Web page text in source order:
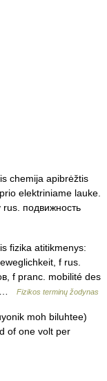
chemija apibrėžtis
elektriniame lauke.
подвижность
fizika atitikmenys:
f rus.
f pranc. mobilité des
…
Fizikos terminų žodynas
moh biluhtee)
of one volt per